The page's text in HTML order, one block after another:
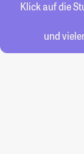
Klick auf die
und